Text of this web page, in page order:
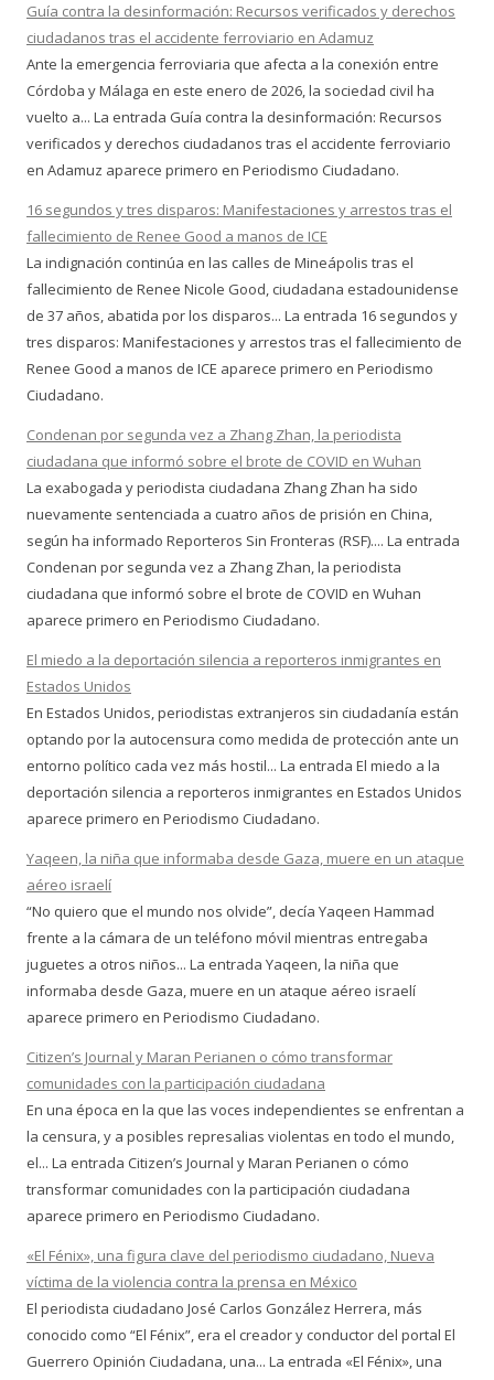
Guía contra la desinformación: Recursos verificados y derechos
ciudadanos tras el accidente ferroviario en Adamuz
Ante la emergencia ferroviaria que afecta a la conexión entre
Córdoba y Málaga en este enero de 2026, la sociedad civil ha
vuelto a... La entrada Guía contra la desinformación: Recursos
verificados y derechos ciudadanos tras el accidente ferroviario
en Adamuz aparece primero en Periodismo Ciudadano.
16 segundos y tres disparos: Manifestaciones y arrestos tras el
fallecimiento de Renee Good a manos de ICE
La indignación continúa en las calles de Mineápolis tras el
fallecimiento de Renee Nicole Good, ciudadana estadounidense
de 37 años, abatida por los disparos... La entrada 16 segundos y
tres disparos: Manifestaciones y arrestos tras el fallecimiento de
Renee Good a manos de ICE aparece primero en Periodismo
Ciudadano.
Condenan por segunda vez a Zhang Zhan, la periodista
ciudadana que informó sobre el brote de COVID en Wuhan
La exabogada y periodista ciudadana Zhang Zhan ha sido
nuevamente sentenciada a cuatro años de prisión en China,
según ha informado Reporteros Sin Fronteras (RSF).... La entrada
Condenan por segunda vez a Zhang Zhan, la periodista
ciudadana que informó sobre el brote de COVID en Wuhan
aparece primero en Periodismo Ciudadano.
El miedo a la deportación silencia a reporteros inmigrantes en
Estados Unidos
En Estados Unidos, periodistas extranjeros sin ciudadanía están
optando por la autocensura como medida de protección ante un
entorno político cada vez más hostil... La entrada El miedo a la
deportación silencia a reporteros inmigrantes en Estados Unidos
aparece primero en Periodismo Ciudadano.
Yaqeen, la niña que informaba desde Gaza, muere en un ataque
aéreo israelí
“No quiero que el mundo nos olvide”, decía Yaqeen Hammad
frente a la cámara de un teléfono móvil mientras entregaba
juguetes a otros niños... La entrada Yaqeen, la niña que
informaba desde Gaza, muere en un ataque aéreo israelí
aparece primero en Periodismo Ciudadano.
Citizen’s Journal y Maran Perianen o cómo transformar
comunidades con la participación ciudadana
En una época en la que las voces independientes se enfrentan a
la censura, y a posibles represalias violentas en todo el mundo,
el... La entrada Citizen’s Journal y Maran Perianen o cómo
transformar comunidades con la participación ciudadana
aparece primero en Periodismo Ciudadano.
«El Fénix», una figura clave del periodismo ciudadano, Nueva
víctima de la violencia contra la prensa en México
El periodista ciudadano José Carlos González Herrera, más
conocido como “El Fénix”, era el creador y conductor del portal El
Guerrero Opinión Ciudadana, una... La entrada «El Fénix», una